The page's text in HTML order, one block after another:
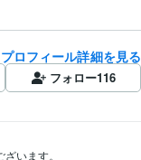
プロフィール詳細を見る
フォロー116
います。